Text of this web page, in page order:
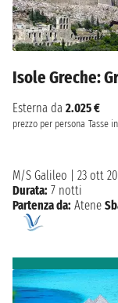
Isole Greche:
Esterna da 2.025 €
prezzo per persona Tasse
M/S Galileo
23 ott
Durata: 7 notti
Partenza da: Atene